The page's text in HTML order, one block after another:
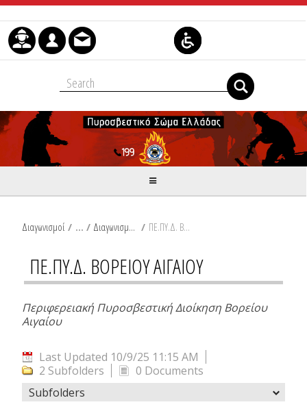
Skip to Content
Διαγωνισμοί / Διαγωνισμοί Μισθώσεων Κτηρίων / ΠΕ.ΠΥ.Δ. ΒΟΡΕΙΟΥ ΑΙΓΑΙΟΥ
ΠΕ.ΠΥ.Δ. ΒΟΡΕΙΟΥ ΑΙΓΑΙΟΥ
Περιφερειακή Πυροσβεστική Διοίκηση Βορείου
Αιγαίου
Last Updated 10/9/25 11:15 AM
2 Subfolders
0 Documents
Subfolders